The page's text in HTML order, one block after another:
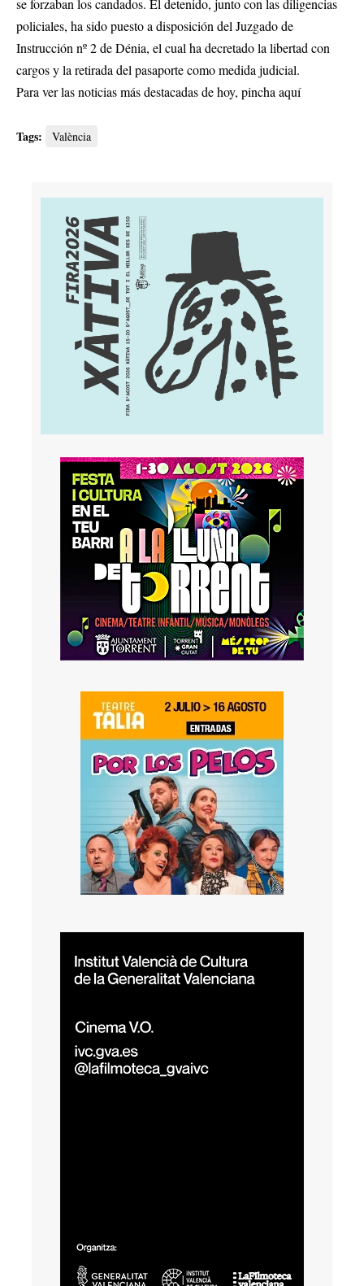
se forzaban los candados. El detenido, junto con las diligencias
policiales, ha sido puesto a disposición del Juzgado de
Instrucción nº 2 de Dénia, el cual ha decretado la libertad con
cargos y la retirada del pasaporte como medida judicial.
Para ver las noticias más destacadas de hoy, pincha aquí
Tags: València